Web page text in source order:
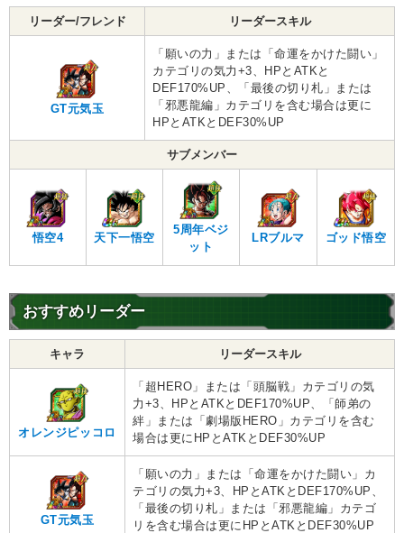
リーダー/フレンド リーダースキル
GT元気玉
「願いの力」または「命運をかけた闘い」
カテゴリの気力+3、HPとATKと
DEF170%UP、「最後の切り札」または
「邪悪龍編」カテゴリを含む場合は更に
HPとATKとDEF30%UP
サブメンバー
悟空4 天下一悟空
5周年ベジ
ット
LRブルマ ゴッド悟空
おすすめリーダー
キャラ リーダースキル
オレンジピッコロ
「超HERO」または「頭脳戦」カテゴリの気
力+3、HPとATKとDEF170%UP、「師弟の
絆」または「劇場版HERO」カテゴリを含む
場合は更にHPとATKとDEF30%UP
GT元気玉
「願いの力」または「命運をかけた闘い」カ
テゴリの気力+3、HPとATKとDEF170%UP、
「最後の切り札」または「邪悪龍編」カテゴ
リを含む場合は更にHPとATKとDEF30%UP